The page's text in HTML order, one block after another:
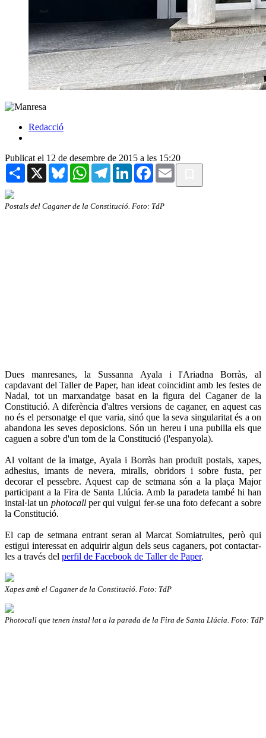
Redacció
Publicat el 12 de desembre de 2015 a les 15:20
Share X BlueskyWhatsAppTelegramLinkedInFacebook
Email
Postals del Caganer de la Constitució. Foto: TdP
Dues manresanes, la Sussanna Ayala i l'Ariadna Borràs, al
capdavant del Taller de Paper, han ideat coincidint amb les festes de
Nadal, tot un marxandatge basat en la figura del Caganer de la
Constitució. A diferència d'altres versions de caganer, en aquest cas
no és el personatge el que varia, sinó que la seva singularitat és a on
abandona les seves deposicions. Són un hereu i una pubilla els que
caguen a sobre d'un tom de la Constitució (l'espanyola).
Al voltant de la imatge, Ayala i Borràs han produït postals, xapes,
adhesius, imants de nevera, miralls, obridors i sobre fusta, per
decorar el pessebre. Aquest cap de setmana són a la plaça Major
participant a la Fira de Santa Llúcia. Amb la paradeta també hi han
instal·lat un photocallper qui vulgui fer-se una foto defecant a sobre
la Constitució.
El cap de setmana entrant seran al Marcat Somiatruites, però qui
estigui interessat en adquirir algun dels seus caganers, pot contactar-
les a través del perfil de Facebook de Taller de Paper.
Xapes amb el Caganer de la Constitució. Foto: TdP
Photocall que tenen instal·lat a la parada de la Fira de Santa Llúcia. Foto: TdP